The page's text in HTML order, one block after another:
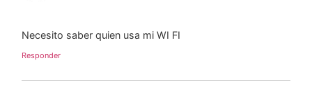
Necesito saber quien usa mi WI FI
Responder